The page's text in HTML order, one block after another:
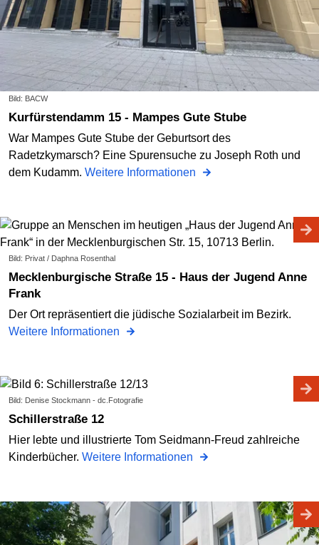
Bild: BACW
Kurfürstendamm 15 - Mampes Gute Stube
War Mampes Gute Stube der Geburtsort des
Radetzkymarsch? Eine Spurensuche zu Joseph Roth und
dem Kudamm. Weitere Informationen
Bild: Privat / Daphna Rosenthal
Mecklenburgische Straße 15 - Haus der Jugend Anne
Frank
Der Ort repräsentiert die jüdische Sozialarbeit im Bezirk.
Weitere Informationen
Bild: Denise Stockmann - dc.Fotografie
Schillerstraße 12
Hier lebte und illustrierte Tom Seidmann-Freud zahlreiche
Kinderbücher. Weitere Informationen